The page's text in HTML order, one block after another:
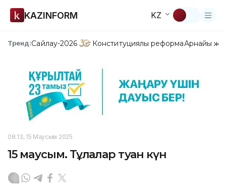
KAZINFORM KZ
Тренд:Сайлау-2026 Конституциялық реформаАрнайы
08:13, 15 Маусым 2025
15 маусым. Тұлғалар туған күн